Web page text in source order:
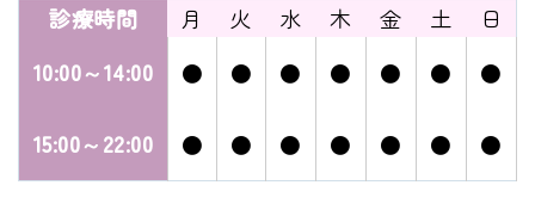
診療時間 月 火 水 木 金 土
日
10:00～14:00
● ● ● ● ● ● ●
15:00～22:00 ● ● ● ● ● ● ●